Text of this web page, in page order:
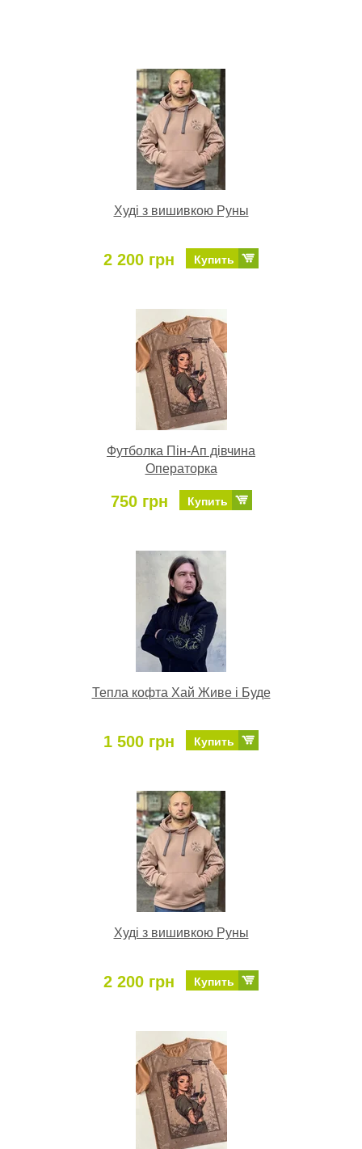
Худі з вишивкою Руны
2 200 грн Купить
Футболка Пін-Ап дівчина
Операторка
750 грн Купить
Тепла кофта Хай Живе і Буде
1 500 грн Купить
Худі з вишивкою Руны
2 200 грн Купить